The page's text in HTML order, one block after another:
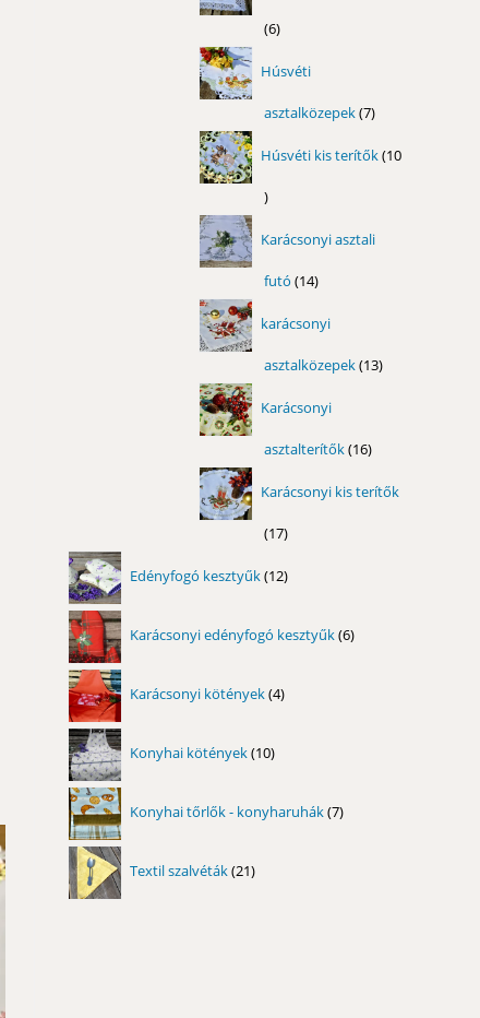
66
Húsvéti
asztalközepek 77
Húsvéti kis terítők 10
10
Karácsonyi asztali
futó 1414
karácsonyi
asztalközepek 1313
Karácsonyi
asztalterítők 1616
Karácsonyi kis terítők
1717
Edényfogó kesztyűk 12
termék
Karácsonyi edényfogó kesztyűk 6
termék
Karácsonyi kötények 4
termék
Konyhai kötények 10
termék
Konyhai tőrlők - konyharuhák 7
termék
Textil szalvéták 21
termék